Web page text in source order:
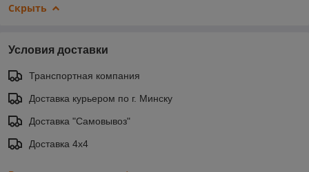
Скрыть
Условия доставки
Транспортная компания
Доставка курьером по г. Минску
Доставка "Самовывоз"
Доставка 4х4